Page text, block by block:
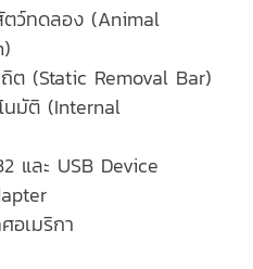
ว์ทดลอง (Animal
ต (Static Removal Bar)
นมัติ (Internal
และ USB Device
อเมริกา